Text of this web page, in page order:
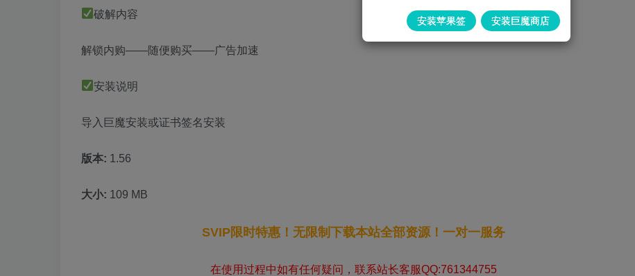
破解内容
解锁内购——随便购买——广告加速
安装说明
导入巨魔安装或证书签名安装
版本: 1.56
大小: 109 MB
SVIP限时特惠！无限制下载本站全部资源！一对一服务
在使用过程中如有任何疑问，联系站长客服QQ:761344755
安装苹果签 安装巨魔商店